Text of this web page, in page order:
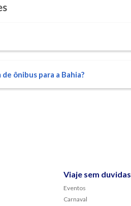
ônibus para a Bahia?
Viaje sem duvidas
Eventos
Carnaval